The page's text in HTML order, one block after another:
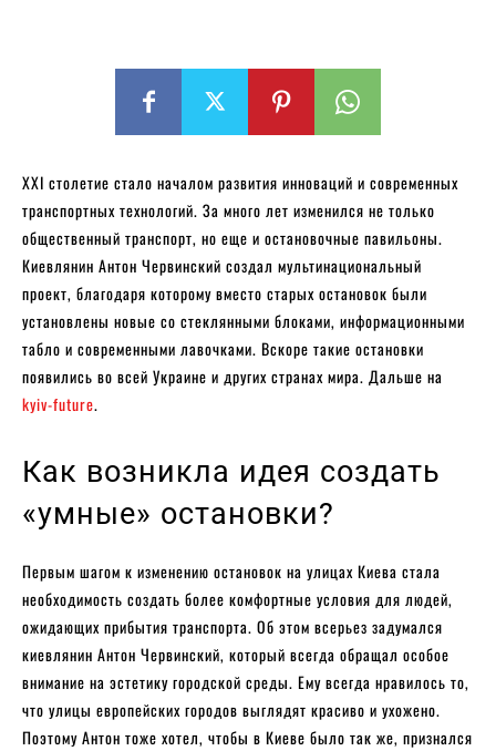
XXI столетие стало началом развития инноваций и современных
транспортных технологий. За много лет изменился не только
общественный транспорт, но еще и остановочные павильоны.
Киевлянин Антон Червинский создал мультинациональный
проект, благодаря которому вместо старых остановок были
установлены новые со стеклянными блоками, информационными
табло и современными лавочками. Вскоре такие остановки
появились во всей Украине и других странах мира. Дальше на
kyiv-future.
Как возникла идея создать
«умные» остановки?
Первым шагом к изменению остановок на улицах Киева стала
необходимость создать более комфортные условия для людей,
ожидающих прибытия транспорта. Об этом всерьез задумался
киевлянин Антон Червинский, который всегда обращал особое
внимание на эстетику городской среды. Ему всегда нравилось то,
что улицы европейских городов выглядят красиво и ухожено.
Поэтому Антон тоже хотел, чтобы в Киеве было так же, признался